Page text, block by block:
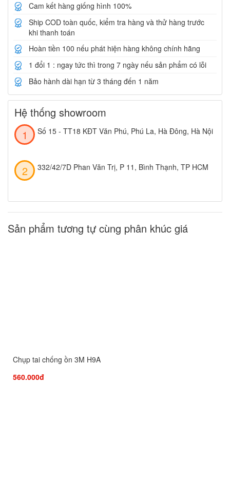
Cam kết hàng giống hình 100%
Ship COD toàn quốc, kiểm tra hàng và thử hàng trước
khi thanh toán
Hoàn tiền 100 nếu phát hiện hàng không chính hãng
1 đổi 1 : ngay tức thì trong 7 ngày nếu sản phẩm có lỗi
Bảo hành dài hạn từ 3 tháng đến 1 năm
Hệ thống showroom
Số 15 - TT18 KĐT Văn Phú, Phú La, Hà Đông, Hà Nội
332/42/7D Phan Văn Trị, P 11, Bình Thạnh, TP HCM
Sản phẩm tương tự cùng phân khúc giá
Chụp tai chống ồn 3M H9A
560.000đ